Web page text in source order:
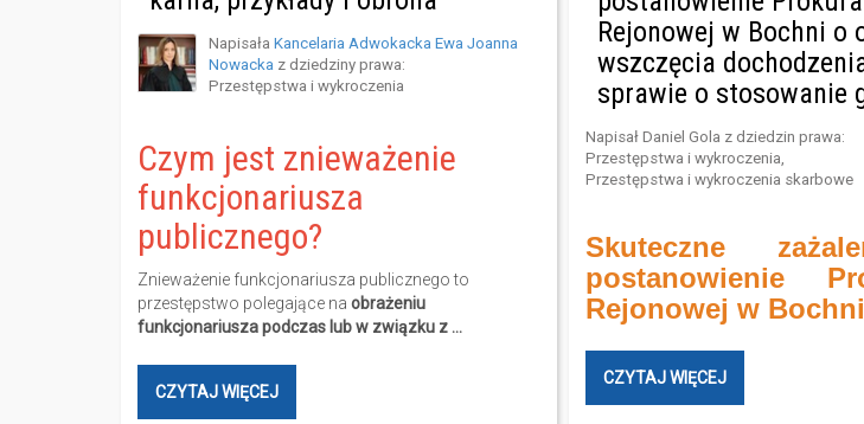
Napisała Kancelaria Adwokacka Ewa Joanna
Nowacka z dziedziny prawa:
Przestępstwa i wykroczenia
Czym jest znieważenie
funkcjonariusza
publicznego?
Znieważenie funkcjonariusza publicznego to
przestępstwo polegające na obrażeniu
funkcjonariusza podczas lub w związku z …
CZYTAJ WIĘCEJ
Rejonowej w Bochni o
wszczęcia
sprawie o stosowanie
Napisał Daniel Gola z dziedzin prawa:
Przestępstwa i wykroczenia,
Przestępstwa i wykroczenia skarbowe
Skuteczne
postanowienie
Rejonowej w
CZYTAJ WIĘCEJ